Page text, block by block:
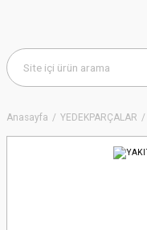
Anasayfa YEDEKPARÇALAR